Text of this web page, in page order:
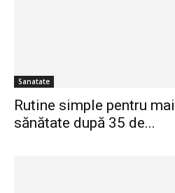
Sanatate
Rutine simple pentru
sănătate după 35 de...